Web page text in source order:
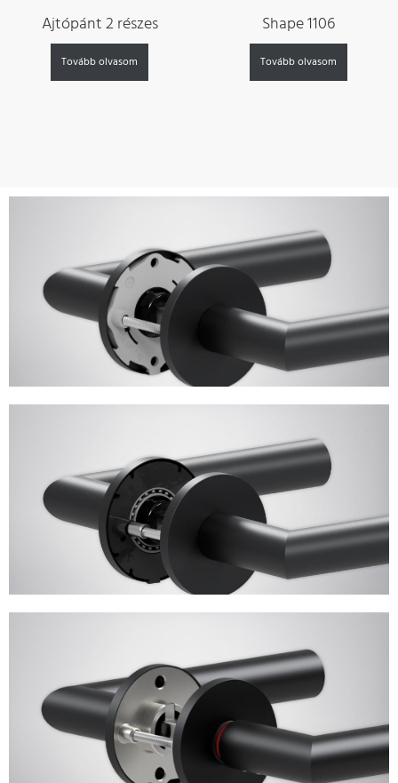
Ajtópánt 2 részes
Tovább olvasom
Shape 1106
Tovább olvasom